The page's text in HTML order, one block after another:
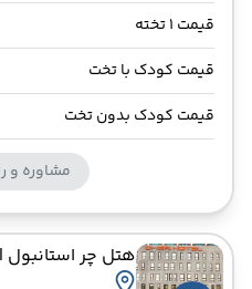
قیمت 1 تخته
قیمت کودک با تخت
قیمت کودک بدون تخت
مشاوره و
هتل چر استانبول